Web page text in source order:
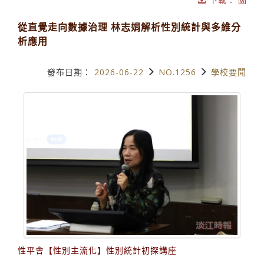
從直覺走向數據治理 林志娟解析性別統計與多維分
析應用
發布日期： 2026-06-22 NO.1256 學校要聞
性平會【性別主流化】性別統計初探講座